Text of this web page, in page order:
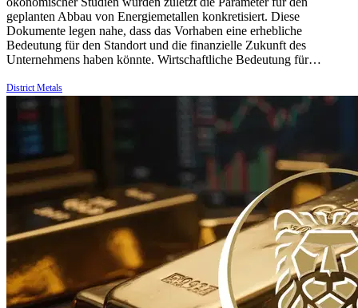
geplanten Abbau von Energiemetallen konkretisiert. Diese
Dokumente legen nahe, dass das Vorhaben eine erhebliche
Bedeutung für den Standort und die finanzielle Zukunft des
Unternehmens haben könnte. Wirtschaftliche Bedeutung für…
District Metals